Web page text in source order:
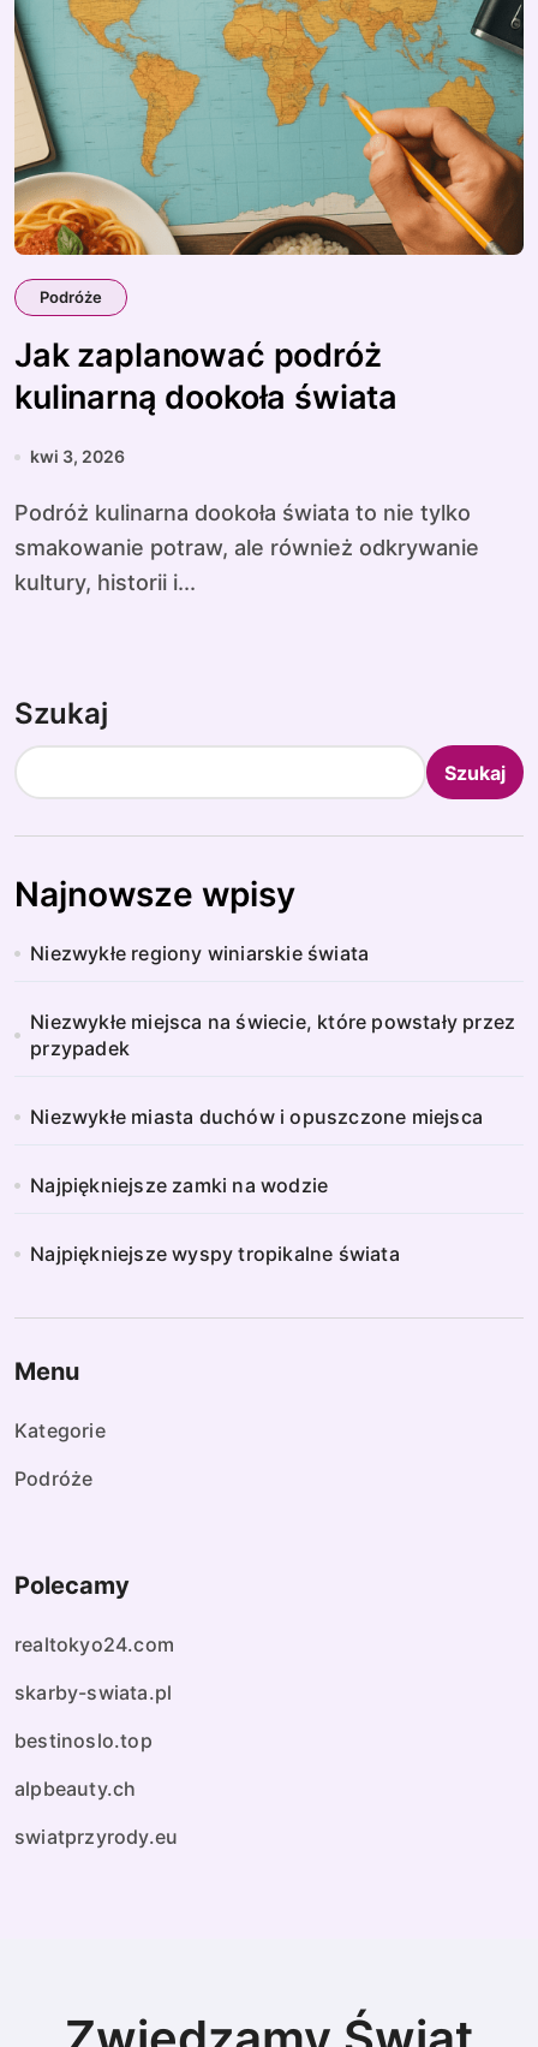
Podróże
Jak zaplanować podróż
kulinarną dookoła świata
kwi 3, 2026
Podróż kulinarna dookoła świata to nie tylko
smakowanie potraw, ale również odkrywanie
kultury, historii i...
Szukaj
Szukaj
Najnowsze wpisy
Niezwykłe regiony winiarskie świata
Niezwykłe miejsca na świecie, które powstały przez
przypadek
Niezwykłe miasta duchów i opuszczone miejsca
Najpiękniejsze zamki na wodzie
Najpiękniejsze wyspy tropikalne świata
Menu
Kategorie
Podróże
Polecamy
realtokyo24.com
skarby-swiata.pl
bestinoslo.top
alpbeauty.ch
swiatprzyrody.eu